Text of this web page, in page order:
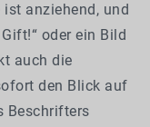
anziehend, und
oder ein Bild
auch die
den Blick auf
Beschrifters